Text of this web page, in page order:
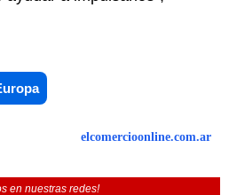
elcomercioonline.com.ar
en nuestras redes!